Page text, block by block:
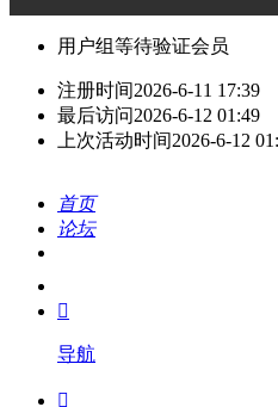
用户组等待验证会员
注册时间2026-6-11 17:39
最后访问2026-6-12 01:49
上次活动时间2026-6-12
首页
论坛
我的

导航
